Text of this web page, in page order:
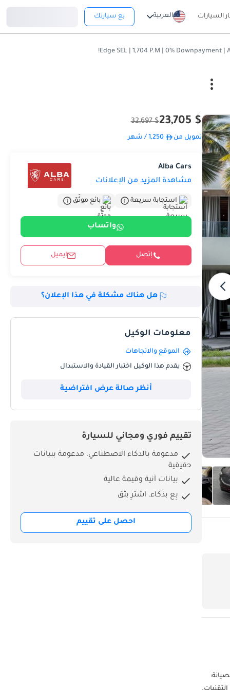
السيارات العربية بع سيارتك
التفاصيل الرئيسية: الضمان: حتى 27 مايو 2029 أو 100,000 كم عقد الصيانة:
$ 23,705
$ 32,697
تمويل من 1,250 / شهر
Alba Cars
مشاهدة المزيد من الإعلانات
استجابة سريعة بائع موثّق
واتساب
إتصل ايميل
هل هناك مشكلة في هذا الإعلان؟
معلومات الوكيل
الموقع والاتجاهات
يقدم هذا الوكيل اختبار القيادة والاستبدال
أنظر صالة عرض افتراضية
تقييم فوري ومجاني للسيارة
مدعومة بالذكاء الاصطناعي، مدعومة ببيانات
حقيقية
بيانات آنية وقيمة عالية
بِع بذكاء. اشترِ بثق
احصل على تقييم